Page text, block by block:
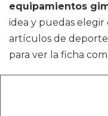
equipamientos
idea y puedas
artículos de
para ver la ficha